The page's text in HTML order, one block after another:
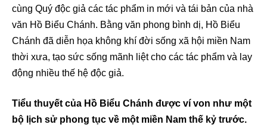
cùng Quý độc giả các tác phẩm in mới và tái bản của nhà
văn Hồ Biểu Chánh. Bằng văn phong bình dị, Hồ Biểu
Chánh đã diễn họa không khí đời sống xã hội miền Nam
thời xưa, tạo sức sống mãnh liệt cho các tác phẩm và lay
động nhiều thế hệ độc giả.
Tiểu thuyết của Hồ Biểu Chánh được ví von như một
bộ lịch sử phong tục về một miền Nam thế kỷ trước.